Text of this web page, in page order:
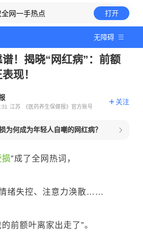
全网一手热点 打开
无障碍
！揭晓“网红病”：前额
现！
江苏 《医药养生保健报》官方账号
关注
为何成为年轻人自嘲的网红病？
”成了全网热词，
绪失控、注意力涣散……
前额叶离家出走了”。